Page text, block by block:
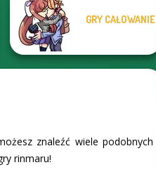
GRY CAŁOWANIE
znaleźć wiele podobnych
rinmaru!